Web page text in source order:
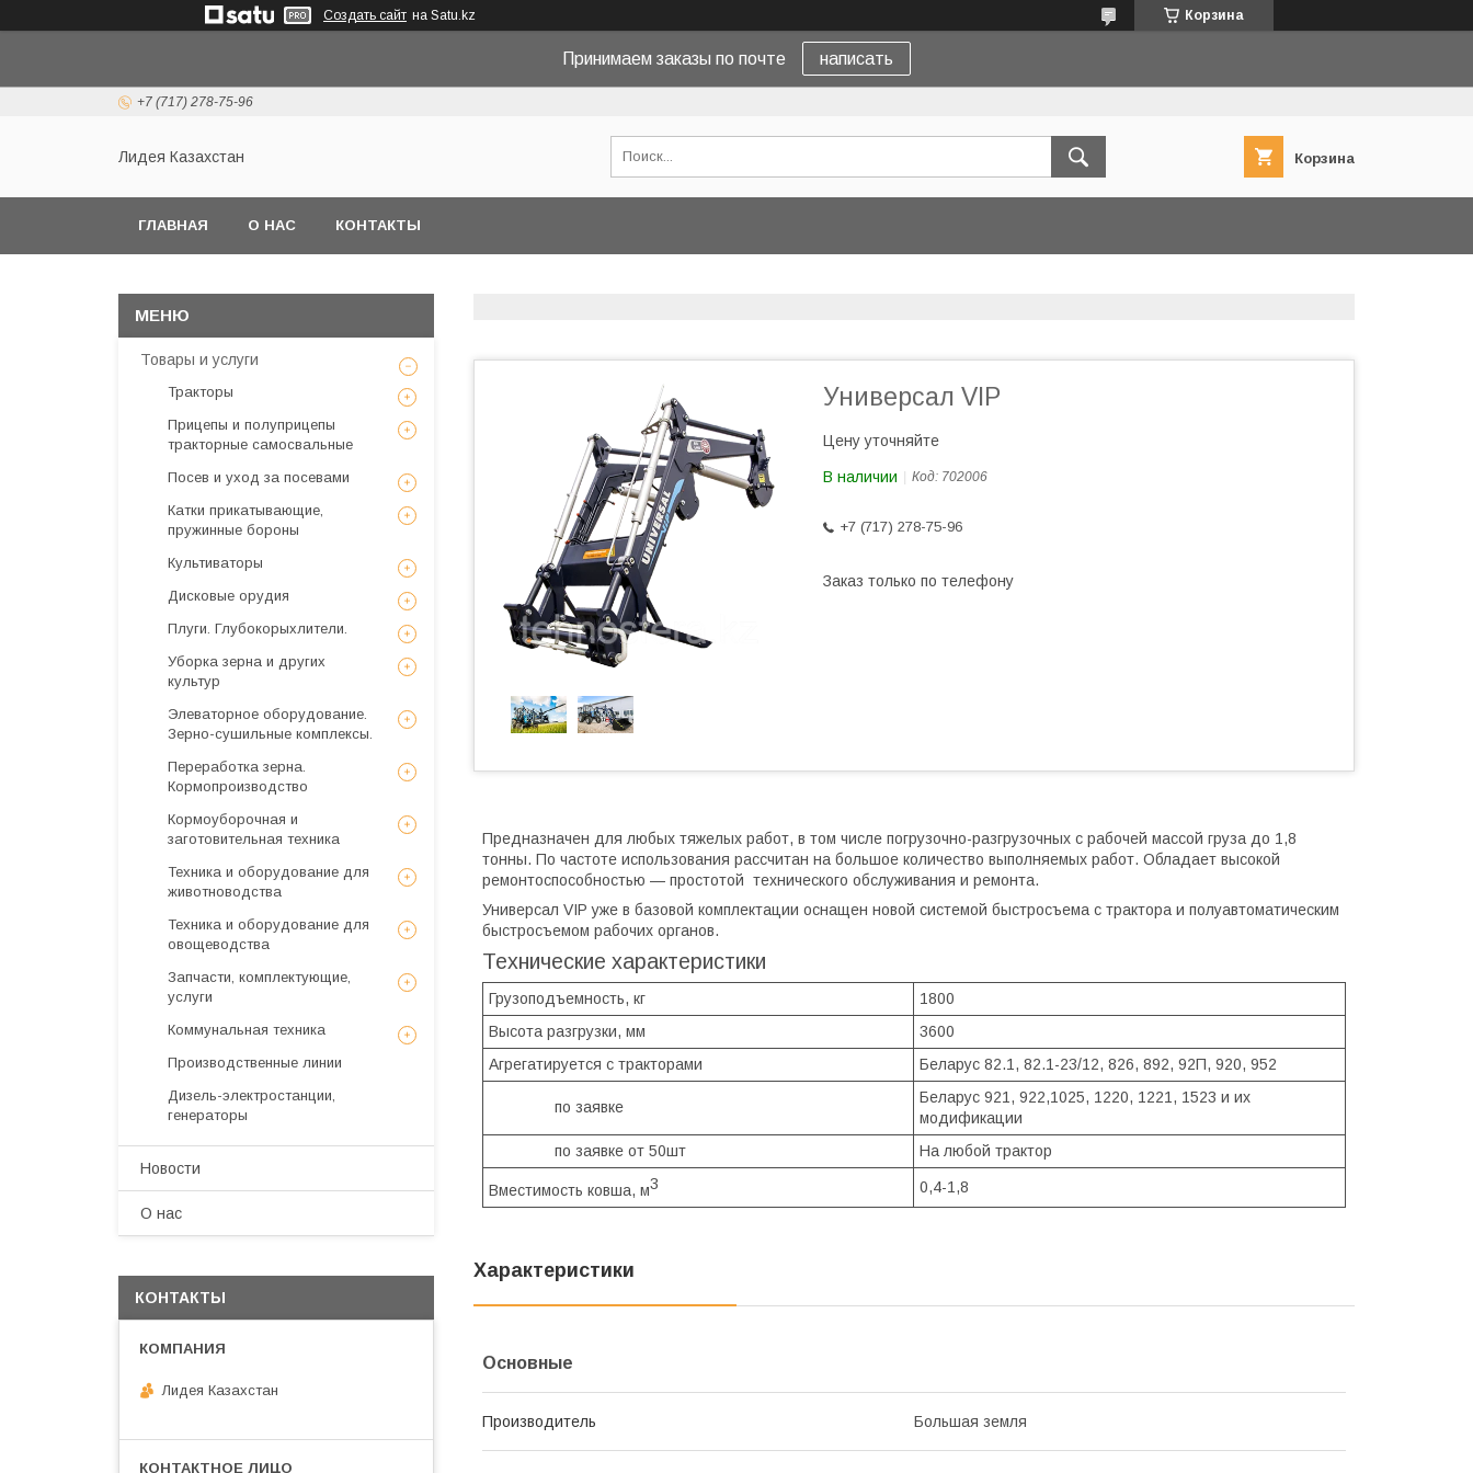
Создать сайт на Satu.kz Корзина
Принимаем заказы по почте написать
+7 (717) 278-75-96
Лидея Казахстан Корзина
ГЛАВНАЯ О НАС КОНТАКТЫ
Универсал VIP
Цену уточняйте
В наличии Код: 702006
+7 (717) 278-75-96
Заказ только по телефону
Предназначен для любых тяжелых работ, в том числе погрузочно-разгрузочных с рабочей массой груза до 1,8
тонны. По частоте использования рассчитан на большое количество выполняемых работ. Обладает высокой
ремонтоспособностью — простотой технического обслуживания и ремонта.
Универсал VIP уже в базовой комплектации оснащен новой системой быстросъема с трактора и полуавтоматическим
быстросъемом рабочих органов.
Технические характеристики
Грузоподъемность, кг
1800
Высота разгрузки, мм
3600
Агрегатируется с тракторами
Беларус 82.1, 82.1-23/12, 826, 892, 92П, 920, 952
по заявке
Беларус 921, 922,1025, 1220, 1221, 1523 и их
модификации
по заявке от 50шт
На любой трактор
Вместимость ковша, м3 0,4-1,8
Характеристики
Основные
Производитель Большая земля
Товары и услуги
Тракторы
Прицепы и полуприцепы
тракторные самосвальные
Посев и уход за посевами
Катки прикатывающие,
пружинные бороны
Культиваторы
Дисковые орудия
Плуги. Глубокорыхлители.
Уборка зерна и других
культур
Элеваторное оборудование.
Зерно-сушильные комплексы.
Переработка зерна.
Кормопроизводство
Кормоуборочная и
заготовительная техника
Техника и оборудование для
животноводства
Техника и оборудование для
овощеводства
Запчасти, комплектующие,
услуги
Коммунальная техника
Производственные линии
Дизель-электростанции,
генераторы
Новости
О нас
КОНТАКТЫ
Лидея Казахстан